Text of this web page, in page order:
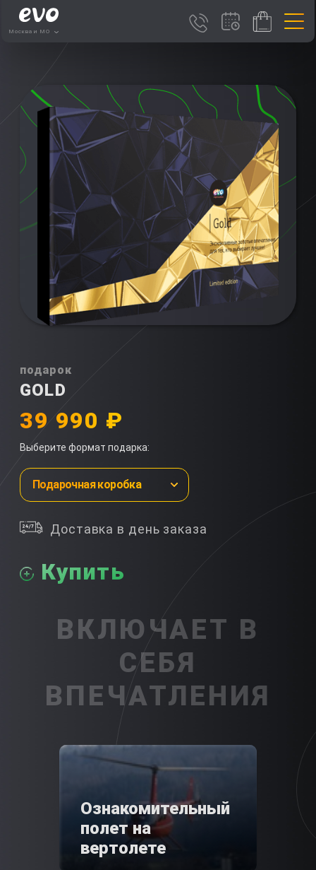
Москва и МО
подарок
GOLD
39 990 ₽
Выберите формат подарка:
Подарочная коробка
Доставка в день заказа
Купить
ВКЛЮЧАЕТ В
СЕБЯ
ВПЕЧАТЛЕНИЯ
Ознакомительный
полет на
вертолете